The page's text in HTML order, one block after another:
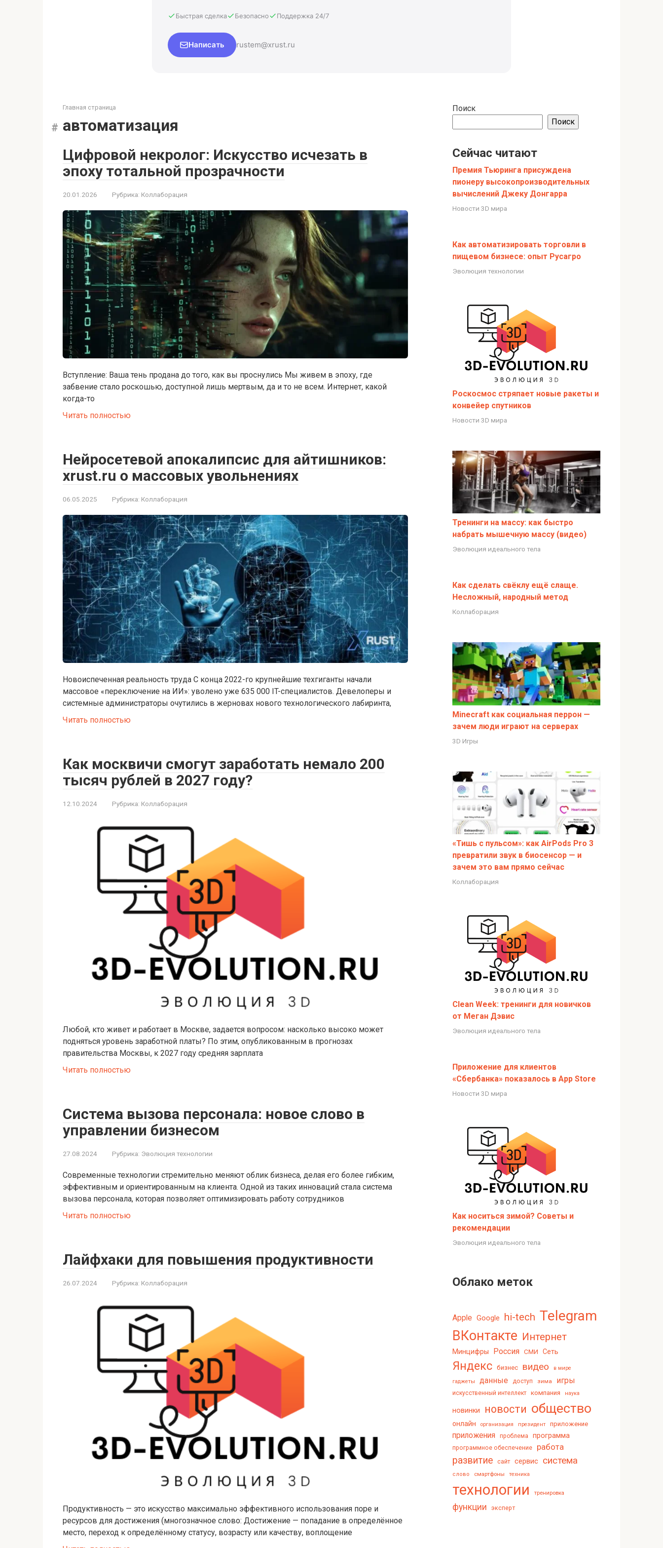
Быстрая сделка Безопасно Поддержка 24/7
Написать rustem@xrust.ru
Главная страница
автоматизация
Цифровой некролог: Искусство исчезать в
эпоху тотальной прозрачности
20.01.2026 Рубрика: Коллаборация
Вступление: Ваша тень продана до того, как вы проснулись Мы живем в эпоху, где
забвение стало роскошью, доступной лишь мертвым, да и то не всем. Интернет, какой
когда-то
Читать полностью
Нейросетевой апокалипсис для айтишников:
xrust.ru о массовых увольнениях
06.05.2025 Рубрика: Коллаборация
Новоиспеченная реальность труда С конца 2022-го крупнейшие техгиганты начали
массовое «переключение на ИИ»: уволено уже 635 000 IT-специалистов. Девелоперы и
системные администраторы очутились в жерновах нового технологического лабиринта,
Читать полностью
Как москвичи смогут заработать немало 200
тысяч рублей в 2027 году?
12.10.2024 Рубрика: Коллаборация
Любой, кто живет и работает в Москве, задается вопросом: насколько высоко может
подняться уровень заработной платы? По этим, опубликованным в прогнозах
правительства Москвы, к 2027 году средняя зарплата
Читать полностью
Система вызова персонала: новое слово в
управлении бизнесом
27.08.2024 Рубрика: Эволюция технологии
Современные технологии стремительно меняют облик бизнеса, делая его более гибким,
эффективным и ориентированным на клиента. Одной из таких инноваций стала система
вызова персонала, которая позволяет оптимизировать работу сотрудников
Читать полностью
Лайфхаки для повышения продуктивности
26.07.2024 Рубрика: Коллаборация
Продуктивность — это искусство максимально эффективного использования поре и
ресурсов для достижения (многозначное слово: Достижение — попадание в определённое
место, переход к определённому статусу, возрасту или качеству, воплощение
Поиск
Поиск
Сейчас читают
Премия Тьюринга присуждена
пионеру высокопроизводительных
вычислений Джеку Донгарра
Новости 3D мира
Как автоматизировать торговли в
пищевом бизнесе: опыт Русагро
Эволюция технологии
Роскосмос стряпает новые ракеты и
конвейер спутников
Новости 3D мира
Тренинги на массу: как быстро
набрать мышечную массу (видео)
Эволюция идеального тела
Как сделать свёклу ещё слаще.
Несложный, народный метод
Коллаборация
Minecraft как социальная перрон —
зачем люди играют на серверах
3D Игры
«Тишь с пульсом»: как AirPods Pro 3
превратили звук в биосенсор — и
зачем это вам прямо сейчас
Коллаборация
Clean Week: тренинги для новичков
от Меган Дэвис
Эволюция идеального тела
Приложение для клиентов
«Сбербанка» показалось в App Store
Новости 3D мира
Как носиться зимой? Советы и
рекомендации
Эволюция идеального тела
Облако меток
Apple Google hi-tech Telegram
ВКонтакте Интернет
Минцифры Россия СМИ Сеть
Яндекс бизнес видео в мире
гаджеты данные доступ зима игры
искусственный интеллект компания наука
новинки новости общество
онлайн организация президент приложение
приложения проблема программа
программное обеспечение работа
развитие сайт сервис система
слово смартфоны техника
технологии тренировка
функции эксперт